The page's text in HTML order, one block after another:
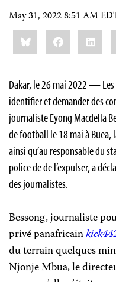
May 31, 2022 8:51 AM
Share
this:BlueskyFacebook
Dakar, le 26 mai 2022 —
identifier et demander des
journaliste Eyong Macdella
de football le 18 mai à Buea,
ainsi qu’au responsable du
police de de l’expulser, a
des journalistes.
Bessong, journaliste
privé panafricain
du terrain quelques
Njonje Mbua, le